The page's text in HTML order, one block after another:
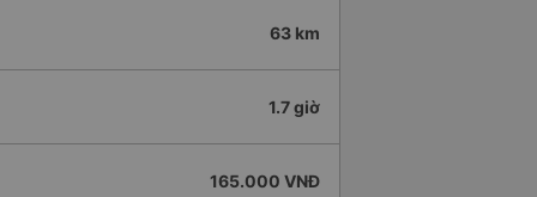
63 km
1.7 giờ
165.000 VNĐ